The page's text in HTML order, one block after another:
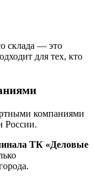
склада — это
для тех, кто
компаниями
России.
ТК «Деловые